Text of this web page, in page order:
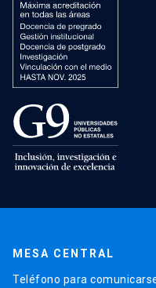
MESA CENTRAL
Teléfono para